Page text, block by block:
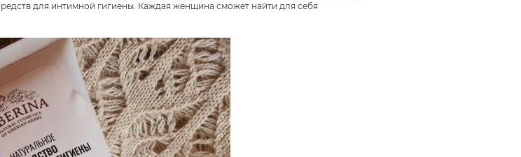
для интимной гигиены. Каждая женщина сможет найти для себя